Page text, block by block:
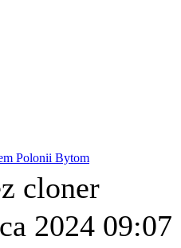
Polonii Bytom
cloner
2024 09:07